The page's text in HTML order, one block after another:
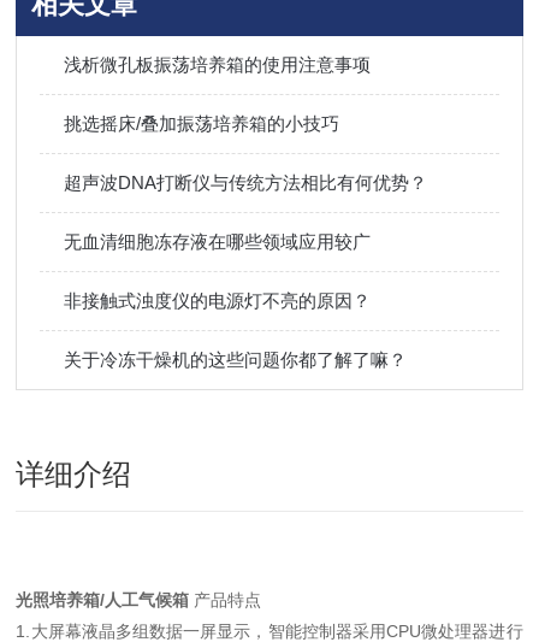
浅析微孔板振荡培养箱的使用注意事项
挑选摇床/叠加振荡培养箱的小技巧
超声波DNA打断仪与传统方法相比有何优势？
无血清细胞冻存液在哪些领域应用较广
非接触式浊度仪的电源灯不亮的原因？
关于冷冻干燥机的这些问题你都了解了嘛？
详细介绍
光照培养箱/人工气候箱 产品特点
1.大屏幕液晶多组数据一屏显示，智能控制器采用CPU微处理器进行